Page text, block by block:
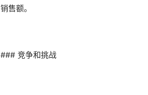
销售额。
### 竞争和挑战